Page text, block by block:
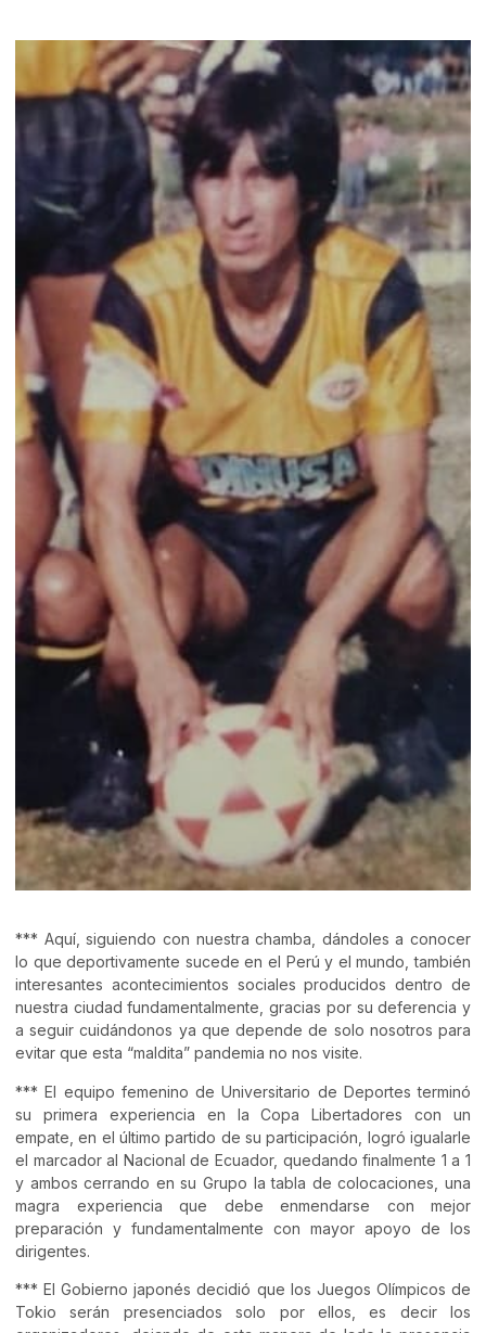
*** Aquí, siguiendo con nuestra chamba, dándoles a conocer
lo que deportivamente sucede en el Perú y el mundo, también
interesantes acontecimientos sociales producidos dentro de
nuestra ciudad fundamentalmente, gracias por su deferencia y
a seguir cuidándonos ya que depende de solo nosotros para
evitar que esta “maldita” pandemia no nos visite.
*** El equipo femenino de Universitario de Deportes terminó
su primera experiencia en la Copa Libertadores con un
empate, en el último partido de su participación, logró igualarle
el marcador al Nacional de Ecuador, quedando finalmente 1 a 1
y ambos cerrando en su Grupo la tabla de colocaciones, una
magra experiencia que debe enmendarse con mejor
preparación y fundamentalmente con mayor apoyo de los
dirigentes.
*** El Gobierno japonés decidió que los Juegos Olímpicos de
Tokio serán presenciados solo por ellos, es decir los